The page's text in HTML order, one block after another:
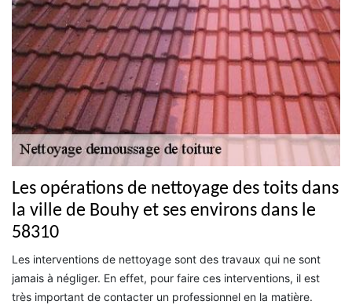
Les opérations de nettoyage des toits dans
la ville de Bouhy et ses environs dans le
58310
Les interventions de nettoyage sont des travaux qui ne sont
jamais à négliger. En effet, pour faire ces interventions, il est
très important de contacter un professionnel en la matière.